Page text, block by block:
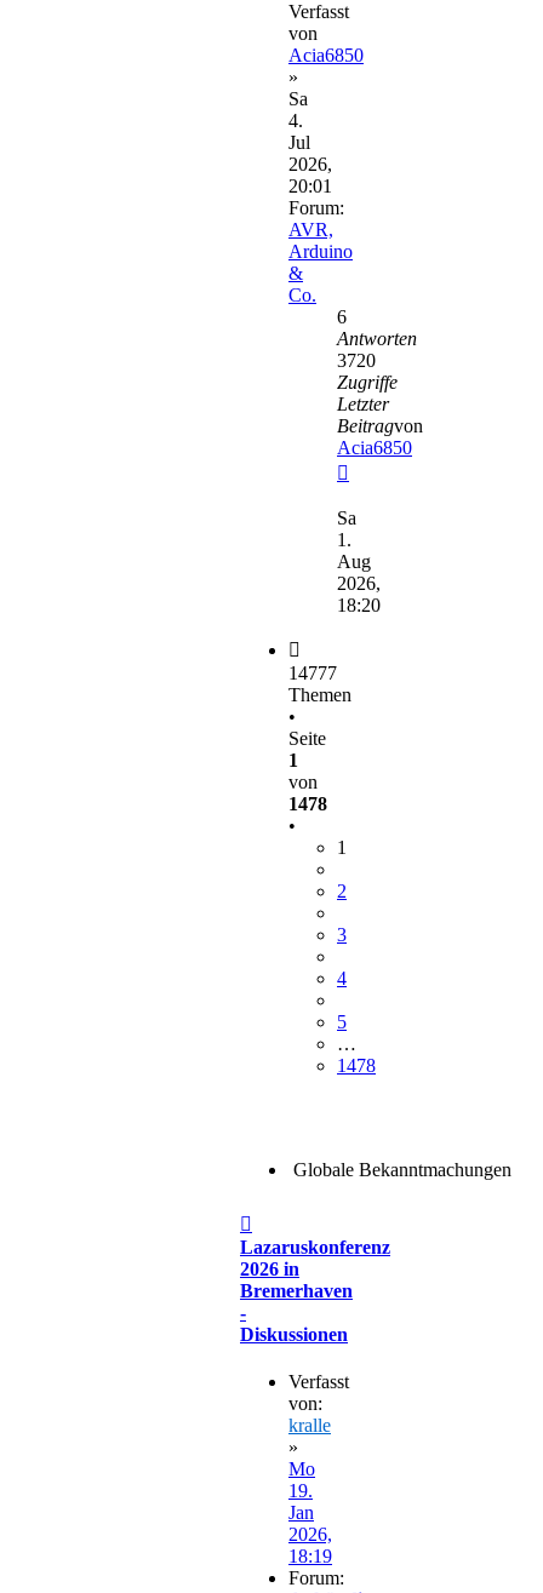
Verfasst
von
Acia6850
»
Sa
4.
Jul
2026,
20:01
Forum:
AVR,
Arduino
&
Co.
6
Antworten
3720
Zugriffe
Letzter
Beitragvon
Acia6850
Beitrag
Sa
1.
Aug
2026,
18:20
14777
Themen
•
Seite
1
von
1478
•
1
2
3
4
5
…
1478
Globale Bekanntmachungen
Lazaruskonferenz
2026 in
Bremerhaven
-
Diskussionen
Verfasst
von:
kralle
»
Mo
19.
Jan
2026,
18:19
Forum: